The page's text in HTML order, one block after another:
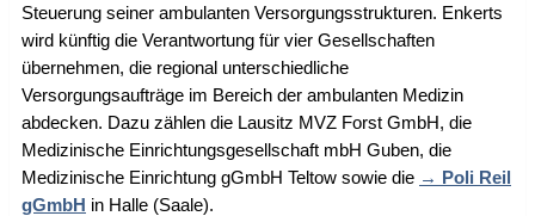
Steuerung seiner ambulanten Versorgungsstrukturen. Enkerts
wird künftig die Verantwortung für vier Gesellschaften
übernehmen, die regional unterschiedliche
Versorgungsaufträge im Bereich der ambulanten Medizin
abdecken. Dazu zählen die Lausitz MVZ Forst GmbH, die
Medizinische Einrichtungsgesellschaft mbH Guben, die
Medizinische Einrichtung gGmbH Teltow sowie die
Poli Reil
gGmbH in Halle (Saale).